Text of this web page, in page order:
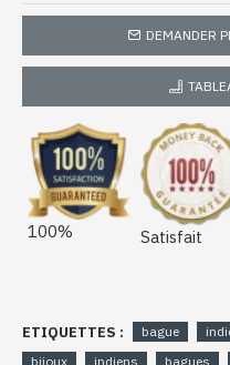
DEMANDER
100% Satisfait
ETIQUETTES : bague
bijoux
indiens bagues